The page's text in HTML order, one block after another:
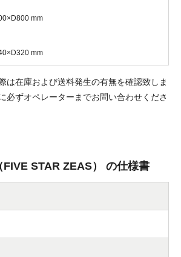
mm
mm
は在庫および送料発生の有無を確認致しま
必ずオペレーターまでお問い合わせくださ
STAR ZEAS） の仕様書